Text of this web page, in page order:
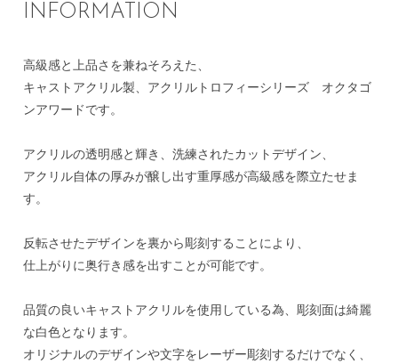
INFORMATION
高級感と上品さを兼ねそろえた、
キャストアクリル製、アクリルトロフィーシリーズ オクタゴ
ンアワードです。
アクリルの透明感と輝き、洗練されたカットデザイン、
アクリル自体の厚みが醸し出す重厚感が高級感を際立たせま
す。
反転させたデザインを裏から彫刻することにより、
仕上がりに奥行き感を出すことが可能です。
品質の良いキャストアクリルを使用している為、彫刻面は綺麗
な白色となります。
オリジナルのデザインや文字をレーザー彫刻するだけでなく、